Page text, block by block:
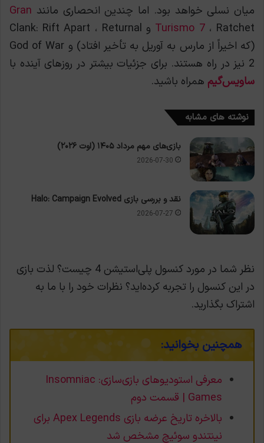
میان نسلی خواهد بود. اما چندین انحصاری مانند Gran
Turismo 7
، Ratchet و Clank: Rift Apart ، Returnal
(که اخیراً از مارس به آوریل به تأخیر افتاد) و God of War
2 نیز در راه هستند. برای جزئیات بیشتر در روزهای آینده با
ساویس‌گیم همراه باشید.
نوشته های مشابه
بازی‌های مهم مرداد ۱۴۰۵ (اوت ۲۰۲۶)
2026-07-30
نقد و بررسی بازی Halo: Campaign Evolved
2026-07-27
نظر شما در مورد کنسول پلی‌استیشن 4 چیست؟ لذت بازی
در این کنسول را تجربه کرده‌اید؟ نظرات خود را با ما به
اشتراک بگذارید.
همچنین بخوانید:
معرفی استودیوهای بازی‌سازی: Insomniac
Games | قسمت دوم
بالاخره تاریخ عرضه بازی Apex Legends برای
نینتندو سوئیچ مشخص شد